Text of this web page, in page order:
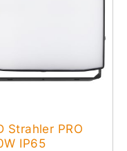
Strahler PRO
IP65